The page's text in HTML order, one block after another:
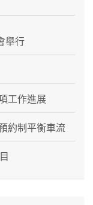
舉行
工作進展
約制平衡車流